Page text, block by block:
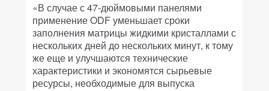
«В случае с 47-дюймовыми панелями
применение ODF уменьшает сроки
заполнения матрицы жидкими кристаллами с
нескольких дней до нескольких минут, к тому
же еще и улучшаются технические
характеристики и экономятся сырьевые
ресурсы, необходимые для выпуска